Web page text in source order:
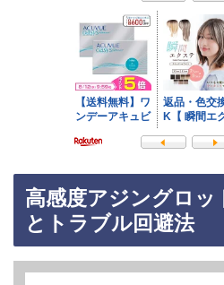
高感度アジングロッ
とトラブル回避法